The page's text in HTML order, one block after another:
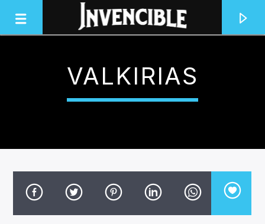
INVENCIBLE RADIO
JUNTOS SOMOS INVENCIBLES
VALKIRIAS